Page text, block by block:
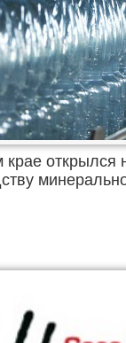
крае открылся